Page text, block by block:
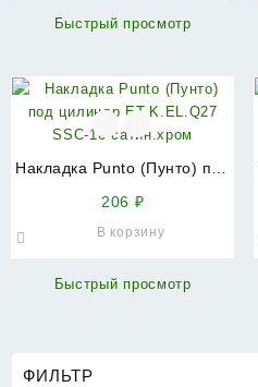
Быстрый просмотр
Накладка Punto (Пунто) под
206 ₽
В корзину
Быстрый просмотр
ФИЛЬТР